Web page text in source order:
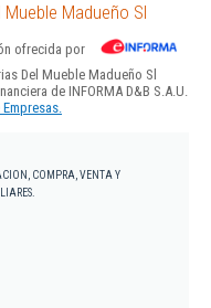
Madueño Sl
ofrecida por
Del Mueble Madueño Sl
de INFORMA D&B S.A.U.
COMPRA, VENTA Y